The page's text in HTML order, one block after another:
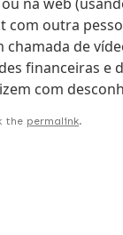
outra
de
financeiras e
com
the permalink.